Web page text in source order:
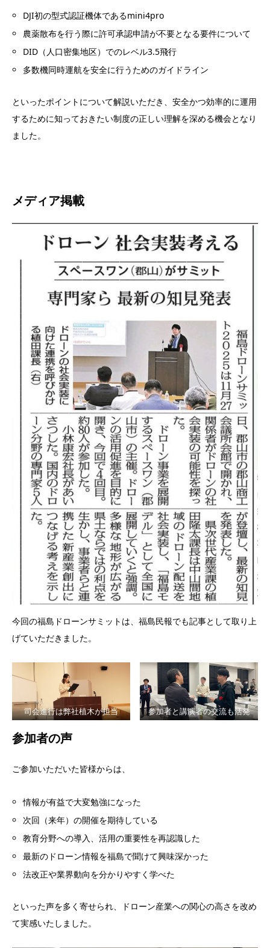
DJI初の型式認証機体であるmini4pro
農薬散布を行う際に許可承認申請が不要となる要件について
DID（人口密集地区）でのレベル3.5飛行
多数機同時運航を安全に行うためのガイドライン
といったポイントについて解説いただき、安全かつ効率的に運用
するために知っておきたい制度の正しい理解を深める機会となり
ました。
メディア掲載
今回の福島ドローンサミットは、福島民報でも記事として取り上
げていただきました。
司会進行は弊社植木が担当 参加者と講演者の交流も活発
参加者の声
ご参加いただいた皆様からは、
情報が有益で大変勉強になった
次回（来年）の開催を期待している
教育分野への導入、活用の重要性を再認識した
最新のドローン情報を福島で聞けて興味深かった
法改正や業界動向を分かりやすく学べた
といった声を多く寄せられ、ドローン産業への関心の高さを改め
て実感いたしました。